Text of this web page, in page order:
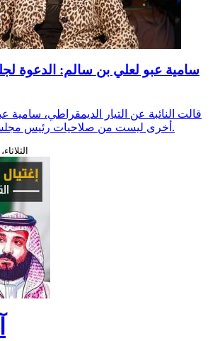
سامية عبو لعلي بن سالم: الدعوة
قالت النائبة عن التيار الديمقراطي، سامية
أخرى ليست من صلاحيات رئيس مجلس الجلسة الافتتاحية.
الثلاثاء، 2 ديسمبر، 2014 - 17:54